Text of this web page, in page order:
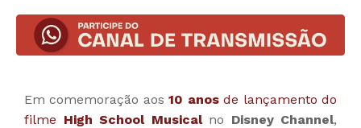
Em comemoração aos10 anosde lançamento do
filme High School Musical no Disney Channel,